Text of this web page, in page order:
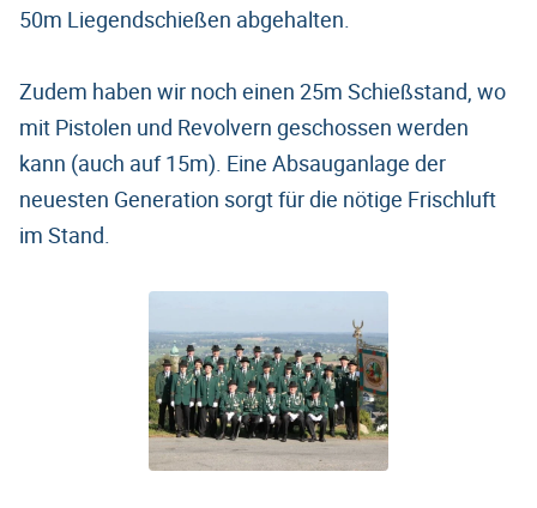
50m Liegendschießen abgehalten.
Zudem haben wir noch einen 25m Schießstand, wo
mit Pistolen und Revolvern geschossen werden
kann (auch auf 15m). Eine Absauganlage der
neuesten Generation sorgt für die nötige Frischluft
im Stand.